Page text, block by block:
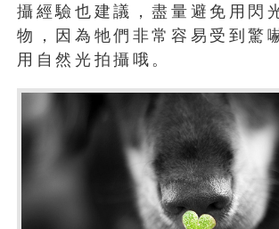
攝經驗也建議，盡量避免用閃
物，因為牠們非常容易受到驚
用自然光拍攝哦。